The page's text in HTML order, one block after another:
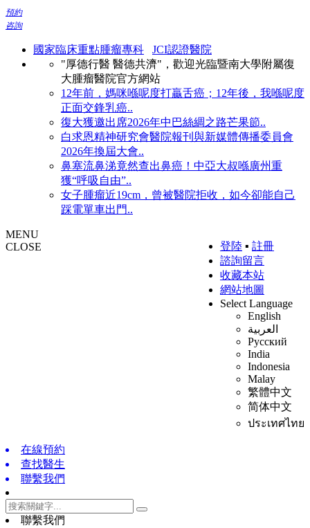
預約
咨詢
國家臨床重點腫瘤專科
JCI認證醫院
"厚德行醫 醫德共濟"，歡迎光臨暨南大學附屬復
大腫瘤醫院官方網站
12年前，媽咪喺呢度打贏舌癌；12年後，我喺呢度
正面交鋒乳癌..
復大獲邀出席2026年中巴絲綢之路芒果節..
白求恩精神研究會醫院報刊與新媒體傳播委員會
2026年換屆大會..
鼻塞流鼻涕竟然查出鼻癌！中亞大叔喺廣州重
獲“呼吸自由”..
女子腫瘤近19cm，曾被醫院拒收，如今卻能自己
踩電單車出門..
登陸 ▪ 註冊
諮詢留言
收藏本站
網站地圖
Select Language
English
العربية
Русский
India
Indonesia
Malay
繁體中文
简体中文
ประเทศไทย
MENU
CLOSE
在線預約
查找醫生
聯繫我們
聯繫我們